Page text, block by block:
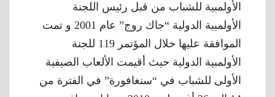
الأولمبية للشباب من قبل رئيس اللجنة
الأولمبية الدولية “جاك روج” عام 2001 و تمت
الموافقة عليها خلال المؤتمر 119 للجنة
الأولمبية الدولية حيث أقيمت الألعاب الصيفية
الأولى للشباب في “سنغافورة” في الفترة من